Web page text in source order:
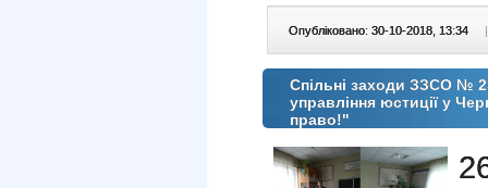
Опубліковано: 30-10-2018, 13:34 |
Спільні заходи ЗЗСО №
управління юстиції у
право!"